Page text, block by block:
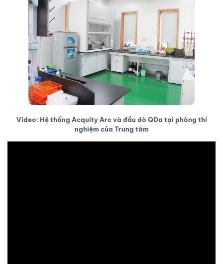
Video: Hệ thống Acquity Arc và đầu dò QDa tại phòng thí
nghiệm của Trung tâm